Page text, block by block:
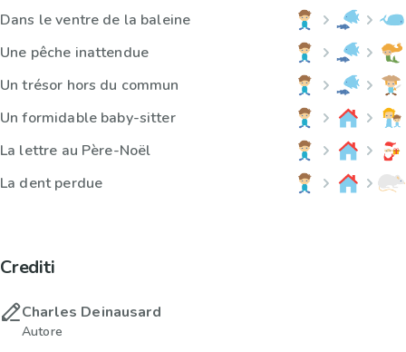
Dans le ventre de la baleine
Une pêche inattendue
Un trésor hors du commun
Un formidable baby-sitter
La lettre au Père-Noël
La dent perdue
Crediti
Charles Deinausard
Autore